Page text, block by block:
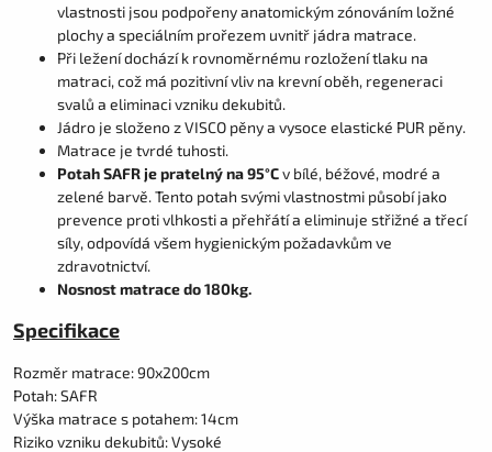
vlastnosti jsou podpořeny anatomickým zónováním ložné
plochy a speciálním prořezem uvnitř jádra matrace.
Při ležení dochází k rovnoměrnému rozložení tlaku na
matraci, což má pozitivní vliv na krevní oběh, regeneraci
svalů a eliminaci vzniku dekubitů.
Jádro je složeno z VISCO pěny a vysoce elastické PUR pěny.
Matrace je tvrdé tuhosti.
Potah SAFR je pratelný na 95°Cv bílé, béžové, modré a
zelené barvě. Tento potah svými vlastnostmi působí jako
prevence proti vlhkosti a přehřátí a eliminuje střižné a třecí
síly, odpovídá všem hygienickým požadavkům ve
zdravotnictví.
Nosnost matrace do 180kg.
Specifikace
Rozměr matrace: 90x200cm
Potah: SAFR
Výška matrace s potahem: 14cm
Riziko vzniku dekubitů: Vysoké